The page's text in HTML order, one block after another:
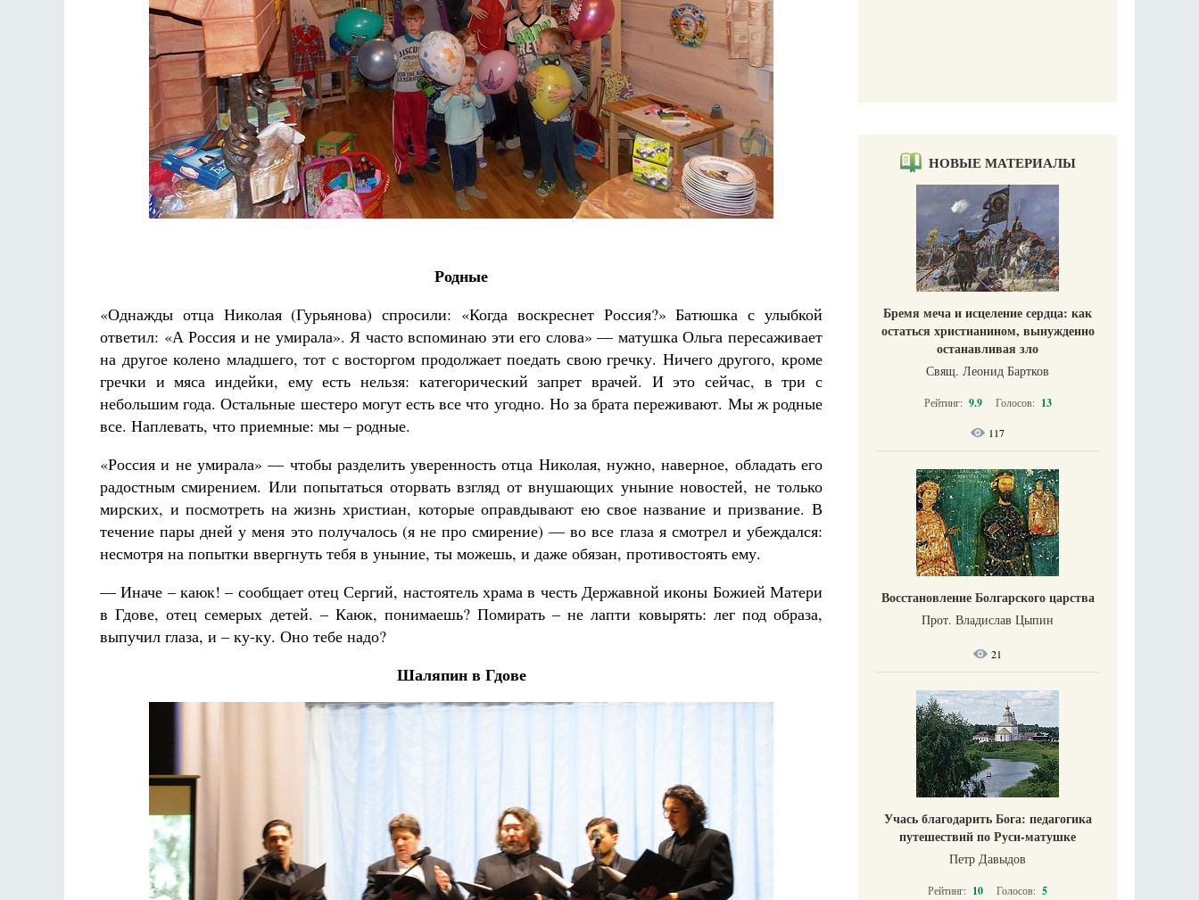
Родные
«Однажды отца Николая (Гурьянова) спросили: «Когда воскреснет Россия?» Батюшка с улыбкой
ответил: «А Россия и не умирала». Я часто вспоминаю эти его слова» — матушка Ольга пересаживает
на другое колено младшего, тот с восторгом продолжает поедать свою гречку. Ничего другого, кроме
гречки и мяса индейки, ему есть нельзя: категорический запрет врачей. И это сейчас, в три с
небольшим года. Остальные шестеро могут есть все что угодно. Но за брата переживают. Мы ж родные
все. Наплевать, что приемные: мы – родные.
«Россия и не умирала» — чтобы разделить уверенность отца Николая, нужно, наверное, обладать его
радостным смирением. Или попытаться оторвать взгляд от внушающих уныние новостей, не только
мирских, и посмотреть на жизнь христиан, которые оправдывают ею свое название и призвание. В
течение пары дней у меня это получалось (я не про смирение) — во все глаза я смотрел и убеждался:
несмотря на попытки ввергнуть тебя в уныние, ты можешь, и даже обязан, противостоять ему.
— Иначе – каюк! – сообщает отец Сергий, настоятель храма в честь Державной иконы Божией Матери
в Гдове, отец семерых детей. – Каюк, понимаешь? Помирать – не лапти ковырять: лег под образа,
выпучил глаза, и – ку-ку. Оно тебе надо?
Шаляпин в Гдове
Разлуки не будет
Фредерика де Грааф Как найти своё место в жизни
Кирилл Мурышев
Великомученик Георгий Победоносец. Научись у
святого
Роман Котов
НОВЫЕ МАТЕРИАЛЫ
Бремя меча и исцеление сердца: как
остаться христианином, вынужденно
останавливая зло
Свящ. Леонид Бартков
Рейтинг: 9.9 Голосов: 13
117
Восстановление Болгарского царства
Прот. Владислав Цыпин
21
Учась благодарить Бога: педагогика
путешествий по Руси-матушке
Петр Давыдов
Рейтинг: 10 Голосов: 5